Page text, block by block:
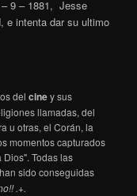
9 – 1881, Jesse
e intenta dar su ultimo
delciney sus
llamadas, del
u otras, el Corán, la
momentos capturados
Todas las
sido conseguidas
.+.